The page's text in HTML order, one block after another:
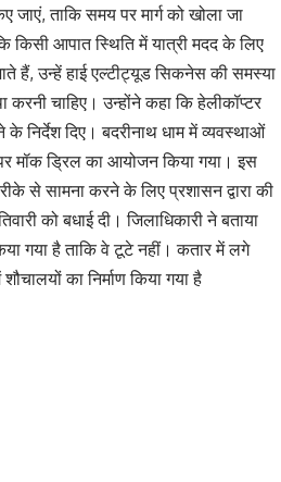
ताकि समय पर मार्ग को खोला जा
किसी आपात स्थिति में यात्री मदद के लिए
हैं, उन्हें हाई एल्टीट्यूड सिकनेस की समस्या
चाहिए। उन्होंने कहा कि हेलीकॉप्टर
निर्देश दिए। बदरीनाथ धाम में व्यवस्थाओं
मॉक ड्रिल का आयोजन किया गया। इस
से सामना करने के लिए प्रशासन द्वारा की
को बधाई दी। जिलाधिकारी ने बताया
गया है ताकि वे टूटे नहीं। कतार में लगे
का निर्माण किया गया है